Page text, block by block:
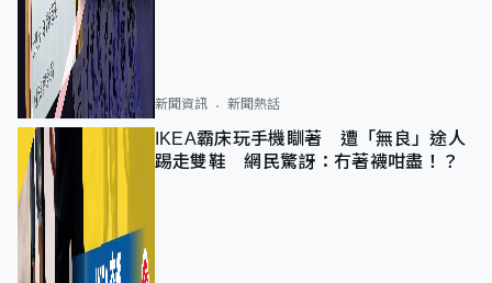
新聞資訊 新聞熱話
IKEA霸床玩手機瞓著 遭「無良」途人
踢走雙鞋 網民驚訝：冇著襪咁盡！？